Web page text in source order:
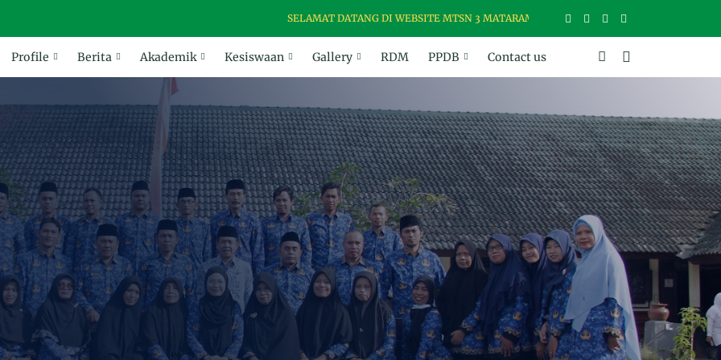
SELAMAT DATANG DI WEBSITE MTSN 3 MATARAM, MADRASAH USWAH (UNGGUL, SANTUN,
Profile Berita Akademik Kesiswaan Gallery RDM PPDB Contact us